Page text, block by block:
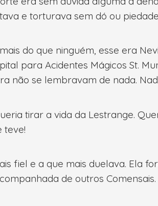
e torturava sem dó ou
do que ninguém, esse era
para Acidentes Mágicos St.
não se lembravam de nada.
tirar a vida da Lestrange.
teve!
fiel e a que mais duelava. Ela
de outros Comensais.